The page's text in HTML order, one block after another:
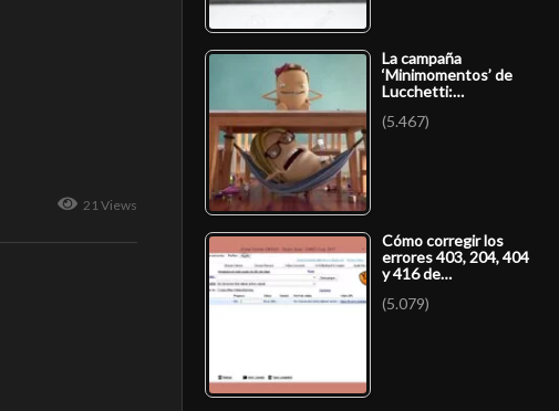
21 Views
La campaña
‘Minimomentos’ de
Lucchetti:…
(5.467)
Cómo corregir los
errores 403, 204, 404
y 416 de…
(5.079)